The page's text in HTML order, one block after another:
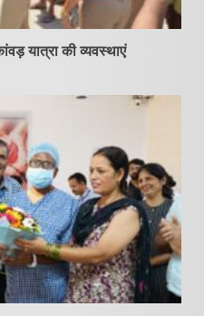
यात्रा की व्यवस्थाएं